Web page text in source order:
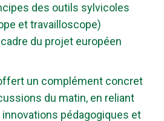
des outils sylvicoles
et travailloscope)
du projet européen
un complément concret
du matin, en reliant
pédagogiques et